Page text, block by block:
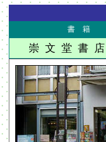
書 籍
崇文堂書